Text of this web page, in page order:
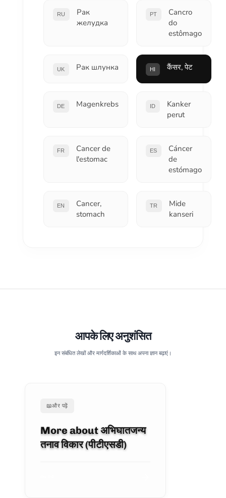
RU
Рак
желудка
PT
Cancro
do
estômago
UK Рак шлунка HI कैंसर, पेट
DE Magenkrebs ID
Kanker
perut
FR
Cancer de
l'estomac
ES
Cáncer
de
estómago
EN
Cancer,
stomach
TR
Mide
kanseri
आपके लिए अनुशंसित
इन संबंधित लेखों और मार्गदर्शिकाओं के साथ अपना ज्ञान बढ़ाएं।
📖और पढ़ें
More about अभिघातजन्य
तनाव विकार (पीटीएसडी)